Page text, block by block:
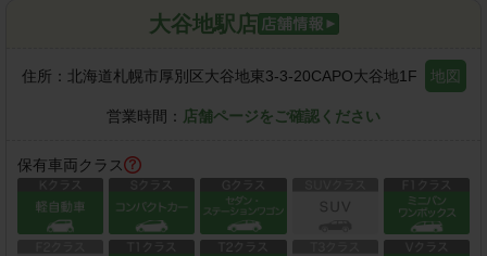
大谷地駅店
住所： 北海道札幌市厚別区大谷地東3-3-20CAPO大谷地1F 地図
営業時間： 店舗ページをご確認ください
保有車両クラス